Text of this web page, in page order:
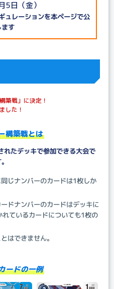
5日（金）
ュレーションを本ページで公
す
築戦」に決定！
した！
構築戦とは
たデッキで参加できる大会で
じナンバーのカードは1枚しか
ドナンバーのカードはデッキに
ているカードについても1枚の
はできません。
ードの一例